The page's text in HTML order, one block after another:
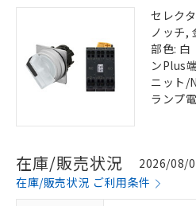
セレク
ノッチ,
部色: 白
ンPlus
ニット/
ランプ
在庫/販売状況
2026/08/
在庫/販売状況 ご利用条件